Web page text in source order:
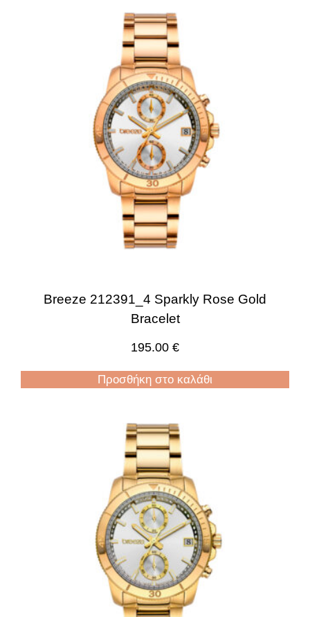
Breeze 212391_4 Sparkly Rose Gold
Bracelet
195.00 €
Προσθήκη στο καλάθι